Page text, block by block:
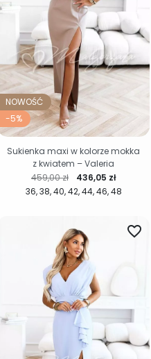
NOWOŚĆ
-5%
36 38 40 42 44 46 48
Cena regularna
459,00 zł Cena
436,05 zł
Sukienka maxi w kolorze mokka
z kwiatem – Valeria
favorite_border